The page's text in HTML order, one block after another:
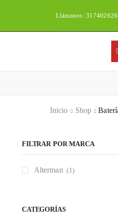
Llámanos:
Inicio Shop
FILTRAR POR MARCA
Alterman (1)
CATEGORÍAS